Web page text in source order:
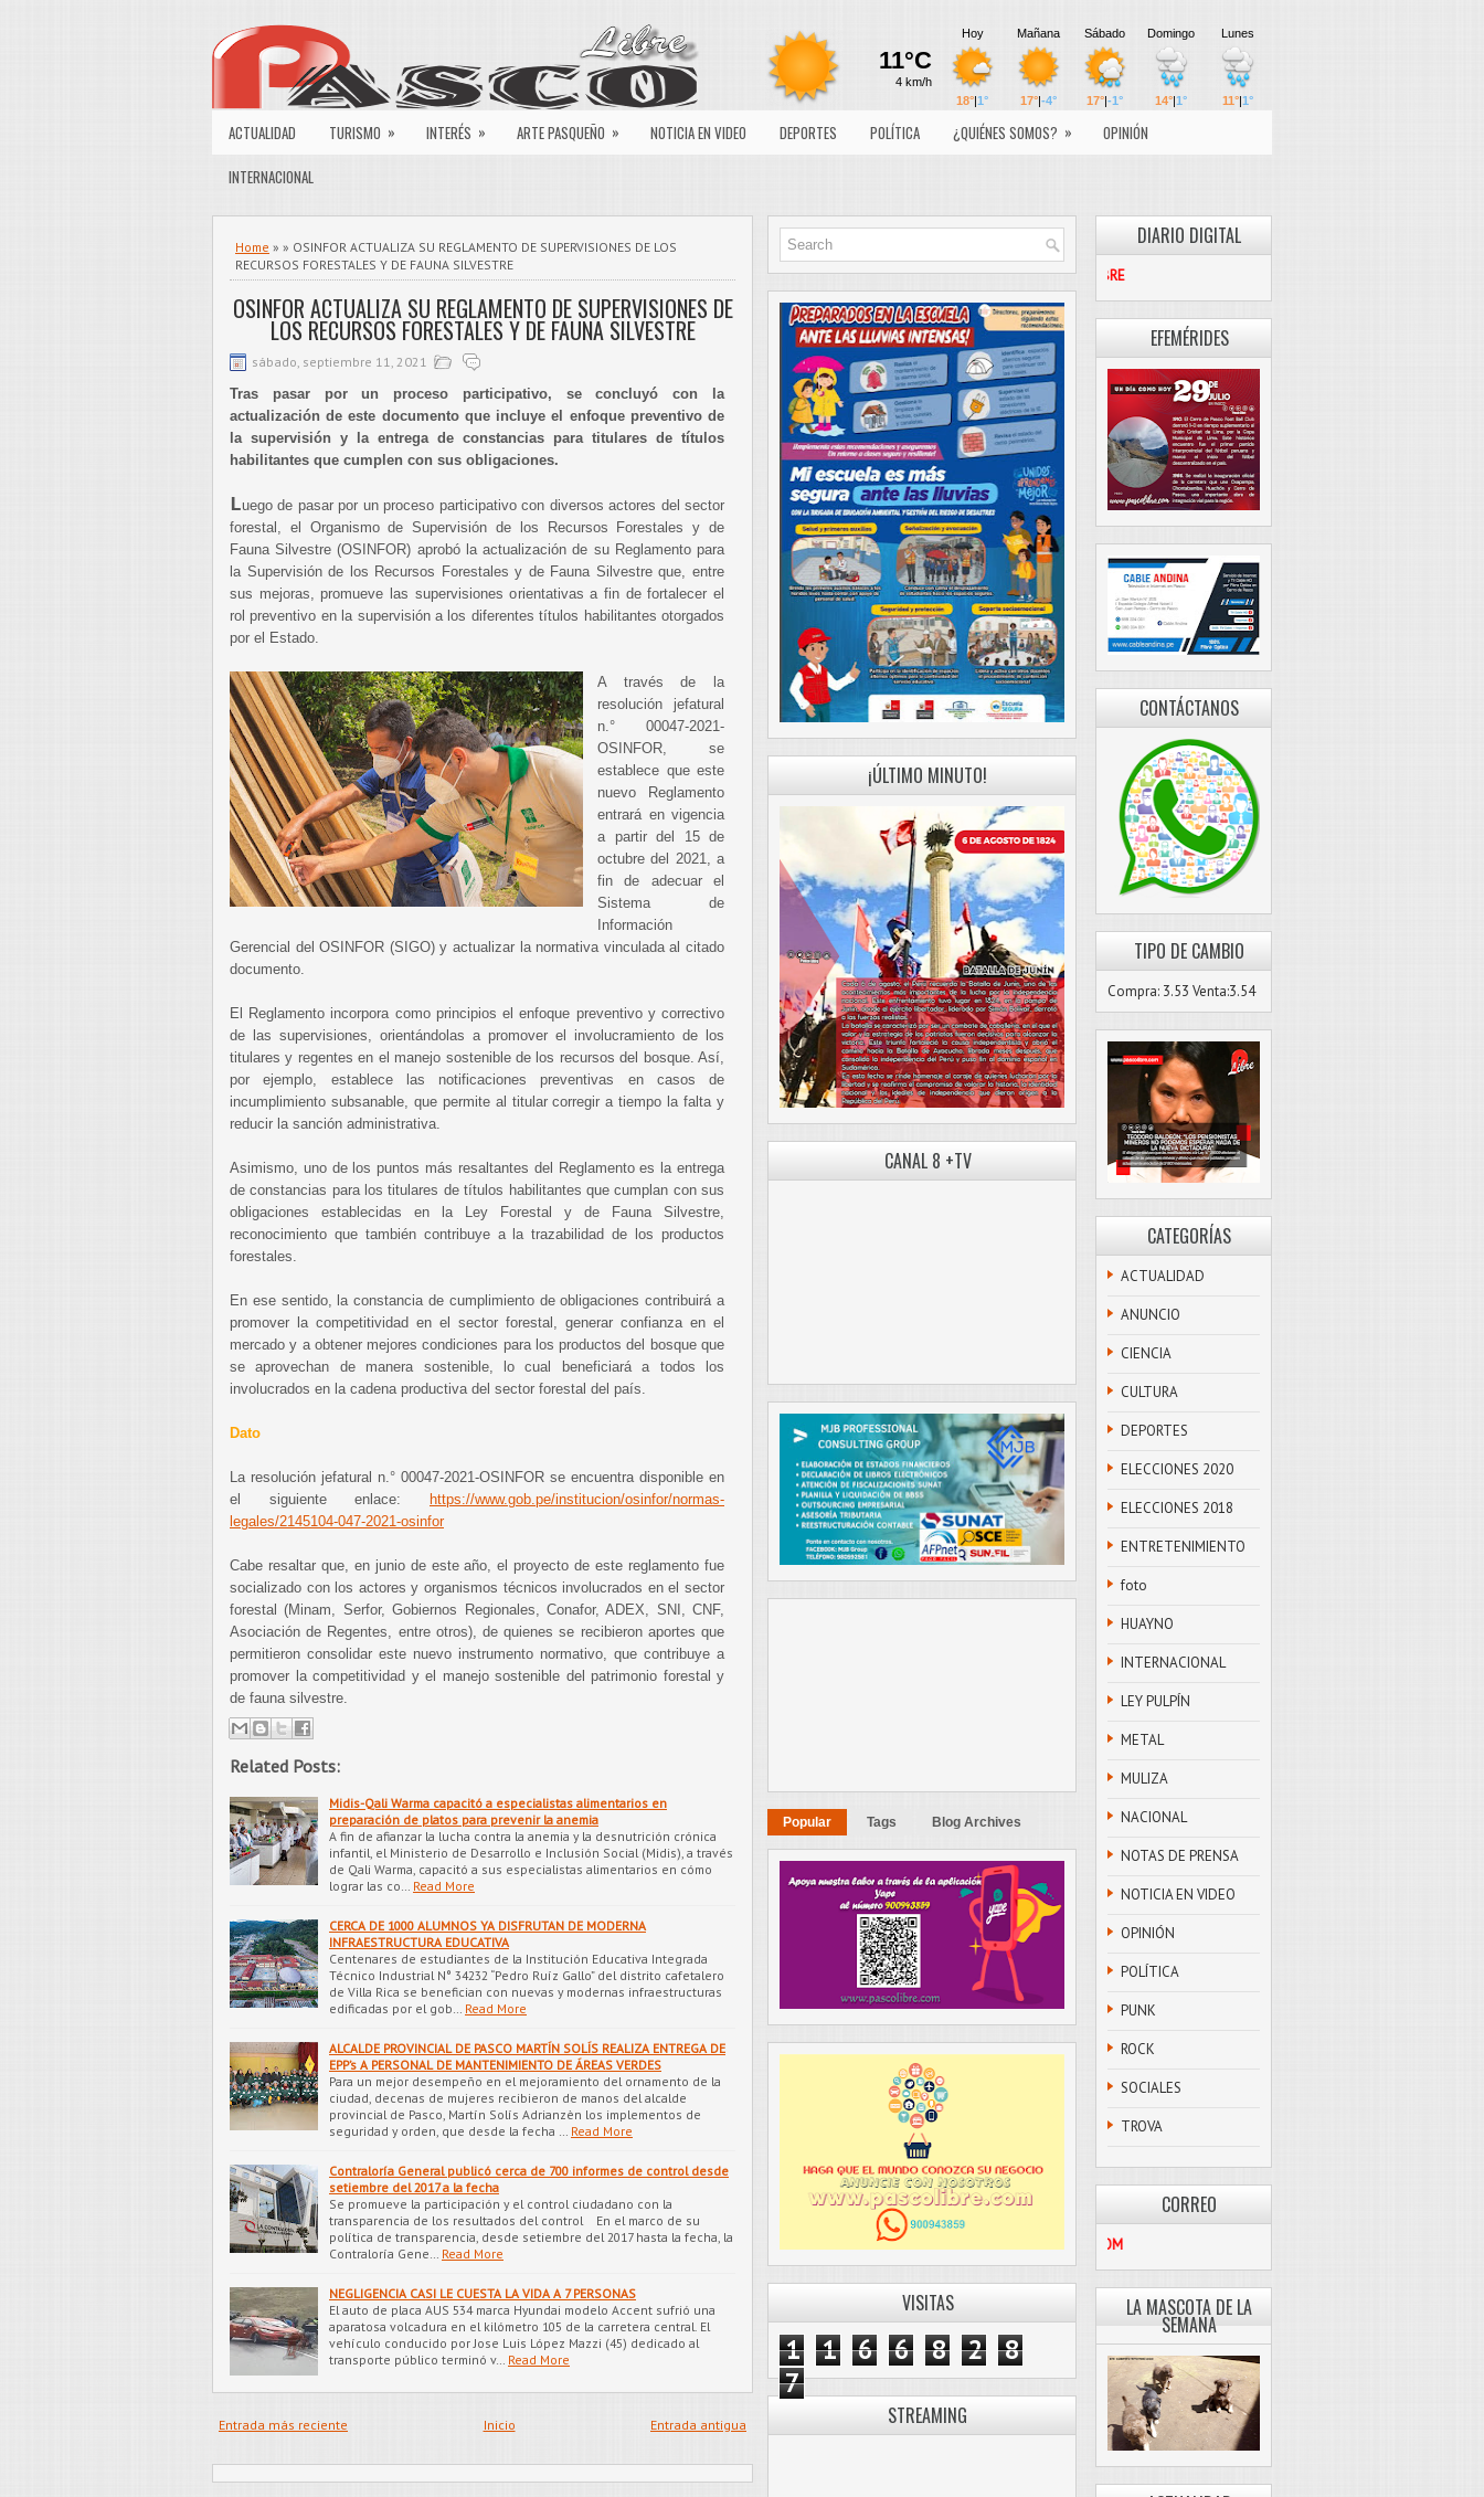
ACTUALIDAD TURISMO » INTERÉS » ARTE PASQUEÑO » NOTICIA EN VIDEO DEPORTES POLÍTICA ¿QUIÉNES SOMOS? »
OPINIÓN
INTERNACIONAL
Home » » OSINFOR ACTUALIZA SU REGLAMENTO DE SUPERVISIONES DE LOS
RECURSOS FORESTALES Y DE FAUNA SILVESTRE
OSINFOR ACTUALIZA SU REGLAMENTO DE SUPERVISIONES DE
LOS RECURSOS FORESTALES Y DE FAUNA SILVESTRE
sábado, septiembre 11, 2021
Tras pasar por un proceso participativo, se concluyó con la
actualización de este documento que incluye el enfoque preventivo de
la supervisión y la entrega de constancias para titulares de títulos
habilitantes que cumplen con sus obligaciones.
Luego de pasar por un proceso participativo con diversos actores del sector
forestal, el Organismo de Supervisión de los Recursos Forestales y de
Fauna Silvestre (OSINFOR) aprobó la actualización de su Reglamento para
la Supervisión de los Recursos Forestales y de Fauna Silvestre que, entre
sus mejoras, promueve las supervisiones orientativas a fin de fortalecer el
rol preventivo en la supervisión a los diferentes títulos habilitantes otorgados
por el Estado.
A través de la
resolución jefatural
n.° 00047-2021-
OSINFOR, se
establece que este
nuevo Reglamento
entrará en vigencia
a partir del 15 de
octubre del 2021, a
fin de adecuar el
Sistema de
Información
Gerencial del OSINFOR (SIGO) y actualizar la normativa vinculada al citado
documento.
El Reglamento incorpora como principios el enfoque preventivo y correctivo
de las supervisiones, orientándolas a promover el involucramiento de los
titulares y regentes en el manejo sostenible de los recursos del bosque. Así,
por ejemplo, establece las notificaciones preventivas en casos de
incumplimiento subsanable, que permite al titular corregir a tiempo la falta y
reducir la sanción administrativa.
Asimismo, uno de los puntos más resaltantes del Reglamento es la entrega
de constancias para los titulares de títulos habilitantes que cumplan con sus
obligaciones establecidas en la Ley Forestal y de Fauna Silvestre,
reconocimiento que también contribuye a la trazabilidad de los productos
forestales.
En ese sentido, la constancia de cumplimiento de obligaciones contribuirá a
promover la competitividad en el sector forestal, generar confianza en el
mercado y a obtener mejores condiciones para los productos del bosque que
se aprovechan de manera sostenible, lo cual beneficiará a todos los
involucrados en la cadena productiva del sector forestal del país.
Dato
La resolución jefatural n.° 00047-2021-OSINFOR se encuentra disponible en
el siguiente enlace:
https://www.gob.pe/institucion/osinfor/normas-
legales/2145104-047-2021-osinfor
Cabe resaltar que, en junio de este año, el proyecto de este reglamento fue
socializado con los actores y organismos técnicos involucrados en el sector
forestal (Minam, Serfor, Gobiernos Regionales, Conafor, ADEX, SNI, CNF,
Asociación de Regentes, entre otros), de quienes se recibieron aportes que
permitieron consolidar este nuevo instrumento normativo, que contribuye a
promover la competitividad y el manejo sostenible del patrimonio forestal y
de fauna silvestre.
Related Posts:
Midis-Qali Warma capacitó a especialistas alimentarios en
preparación de platos para prevenir la anemia
A fin de afianzar la lucha contra la anemia y la desnutrición crónica
infantil, el Ministerio de Desarrollo e Inclusión Social (Midis), a través
de Qali Warma, capacitó a sus especialistas alimentarios en cómo
lograr las co…
Read More
CERCA DE 1000 ALUMNOS YA DISFRUTAN DE MODERNA
INFRAESTRUCTURA EDUCATIVA
Centenares de estudiantes de la Institución Educativa Integrada
Técnico Industrial N° 34232 “Pedro Ruíz Gallo” del distrito cafetalero
de Villa Rica se benefician con nuevas y modernas infraestructuras
edificadas por el gob…
Read More
ALCALDE PROVINCIAL DE PASCO MARTÍN SOLÍS REALIZA ENTREGA DE
EPP’s A PERSONAL DE MANTENIMIENTO DE ÁREAS VERDES
Para un mejor desempeño en el mejoramiento del ornamento de la
ciudad, decenas de mujeres recibieron de manos del alcalde
provincial de Pasco, Martín Solís Adrianzèn los implementos de
seguridad y orden, que desde la fecha …
Read More
Contraloría General publicó cerca de 700 informes de control desde
setiembre del 2017 a la fecha
Se promueve la participación y el control ciudadano con la
transparencia de los resultados del control En el marco de su
política de transparencia, desde setiembre del 2017 hasta la fecha, la
Contraloría Gene…
Read More
NEGLIGENCIA CASI LE CUESTA LA VIDA A 7 PERSONAS
El auto de placa AUS 534 marca Hyundai modelo Accent sufrió una
aparatosa volcadura en el kilómetro 105 de la carretera central. El
vehículo conducido por Jose Luis López Mazzi (45) dedicado al
transporte público terminó v…
Read More
Entrada más reciente Entrada antigua
Inicio
¡ÚLTIMO MINUTO!
CANAL 8 +TV
Popular Tags Blog Archives
VISITAS
1 1 6 6 8 2
8
7
STREAMING
DIARIO DIGITAL
EFEMÉRIDES
CONTÁCTANOS
TIPO DE CAMBIO
Compra: 3.53 Venta:3.54
CATEGORÍAS
ACTUALIDAD
ANUNCIO
CIENCIA
CULTURA
DEPORTES
ELECCIONES 2020
ELECCIONES 2018
ENTRETENIMIENTO
foto
HUAYNO
INTERNACIONAL
LEY PULPÍN
METAL
MULIZA
NACIONAL
NOTAS DE PRENSA
NOTICIA EN VIDEO
OPINIÓN
POLÍTICA
PUNK
ROCK
SOCIALES
TROVA
CORREO
PASCOLIBRE@HOTMAIL.COM
LA MASCOTA DE LA
SEMANA